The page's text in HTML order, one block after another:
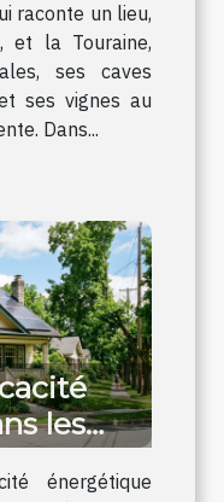
raconte un lieu,
et la Touraine,
ses caves
ses vignes au
Dans...
les
énergétique